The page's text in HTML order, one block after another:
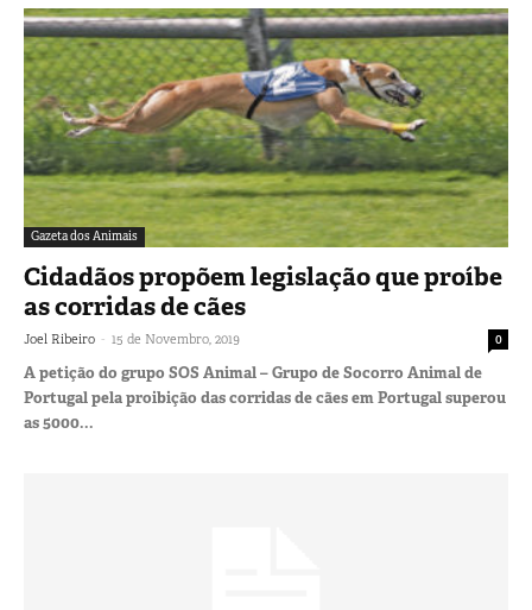
Gazeta dos Animais
Cidadãos propõem legislação que proíbe
as corridas de cães
Joel Ribeiro - 15 de Novembro, 2019 0
A petição do grupo SOS Animal – Grupo de Socorro Animal de
Portugal pela proibição das corridas de cães em Portugal superou
as 5000...